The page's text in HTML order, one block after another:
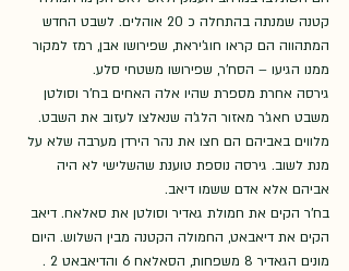
קטנה שמנתה בהתחלה כ 20 אוהלים. לשבט החדש
המתהווה הם קראו חוג'יראת, שפירושו אבן, רמז למקור
ממנו הגיעו – הסח'ר, שפירושו משטחי סלע.
גירסה אחרת מספרת שהיו אלה האחים בח'ר וסולטן
משבט חאג'ר מאזור הלג'ה שנאלצו לעזוב את השבט.
מלווים באביהם הם חצו את נהר הירדן מערבה שלא על
מנת לשוב. גירסה נוספת טוענת שהשלישי לא היה
אביהם אלא אדם ששמו דיאב.
בח'ר הקים את חמולת גאדיר וסולטן את סאלאח. דיאב
הקים את דיאבאט, החמולה הקטנה מבין השלוש. היום
מונים הגאדיר 8 משפחות, הסאלאח 6 והדיאבאט 2 .